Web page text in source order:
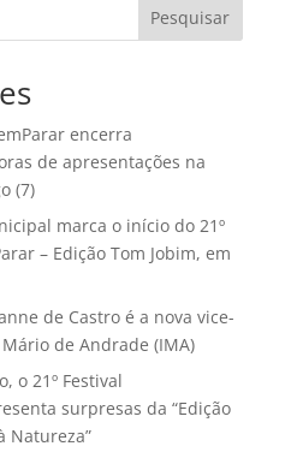
encerra
de apresentações na
(7)
marca o início do 21º
– Edição Tom Jobim, em
de Castro é a nova vice-
de Andrade (IMA)
o 21º Festival
surpresas da “Edição
Natureza”